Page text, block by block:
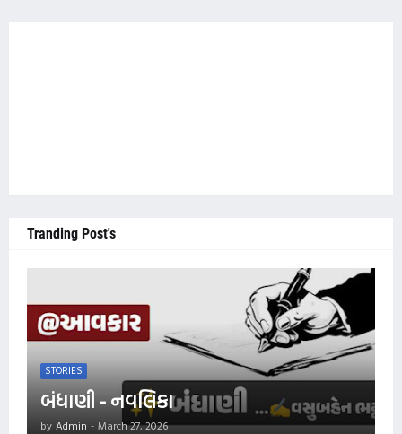
Tranding Post's
STORIES
બંધાણી - નવલિકા
by Admin - March 27, 2026